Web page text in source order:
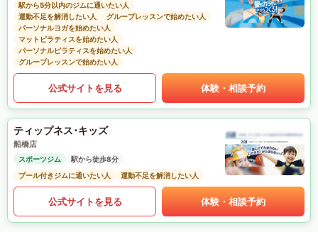
駅から5分以内のジムに通いたい人
運動不足を解消したい人
グループレッスンで始めたい人
パーソナルヨガを始めたい人
マットピラティスを始めたい人
パーソナルピラティスを始めたい人
グループレッスンで始めたい人
公式サイトを見る 体験・相談予約
ティップネス･キッズ
船橋店
スポーツジム
駅から徒歩8分
プール付きジムに通いたい人
運動不足を解消したい人
公式サイトを見る 体験・相談予約